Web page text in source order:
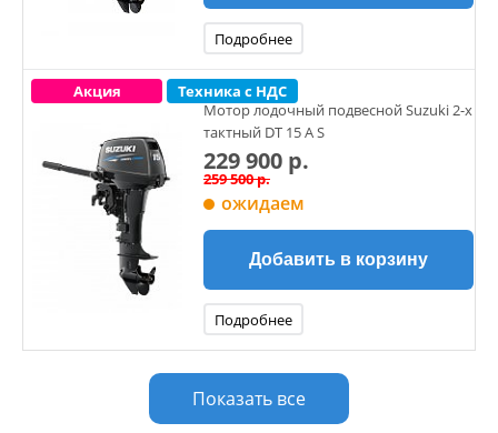
Подробнее
Акция
Техника с НДС
Мотор лодочный подвесной Suzuki 2-х
тактный DT 15 A S
229 900 р.
259 500 р.
ожидаем
Добавить в корзину
Подробнее
Показать все